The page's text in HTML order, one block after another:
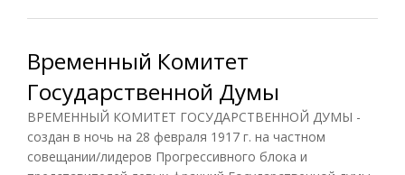
Временный Комитет
Государственной Думы
ВРЕМЕННЫЙ КОМИТЕТ ГОСУДАРСТВЕННОЙ ДУМЫ -
создан в ночь на 28 февраля 1917 г. на частном
совещании/лидеров Прогрессивного блока и